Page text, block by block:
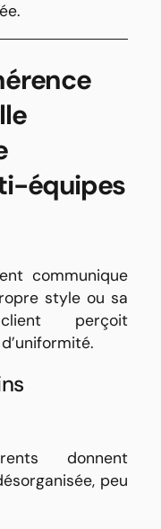
équipes
communique
style ou sa
perçoit
donnent
peu